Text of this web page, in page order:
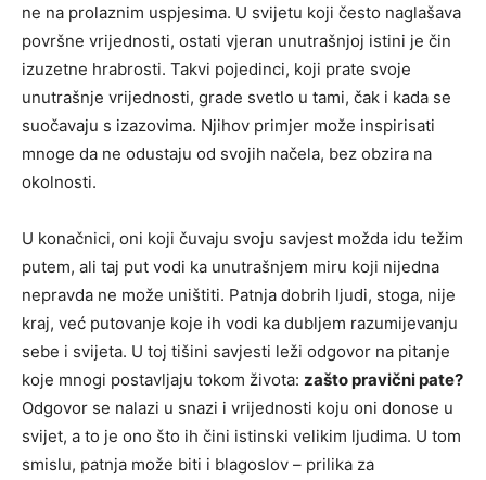
ne na prolaznim uspjesima. U svijetu koji često naglašava
površne vrijednosti, ostati vjeran unutrašnjoj istini je čin
izuzetne hrabrosti. Takvi pojedinci, koji prate svoje
unutrašnje vrijednosti, grade svetlo u tami, čak i kada se
suočavaju s izazovima. Njihov primjer može inspirisati
mnoge da ne odustaju od svojih načela, bez obzira na
okolnosti.
U konačnici, oni koji čuvaju svoju savjest možda idu težim
putem, ali taj put vodi ka unutrašnjem miru koji nijedna
nepravda ne može uništiti. Patnja dobrih ljudi, stoga, nije
kraj, već putovanje koje ih vodi ka dubljem razumijevanju
sebe i svijeta. U toj tišini savjesti leži odgovor na pitanje
koje mnogi postavljaju tokom života: zašto pravični pate?
Odgovor se nalazi u snazi i vrijednosti koju oni donose u
svijet, a to je ono što ih čini istinski velikim ljudima. U tom
smislu, patnja može biti i blagoslov – prilika za